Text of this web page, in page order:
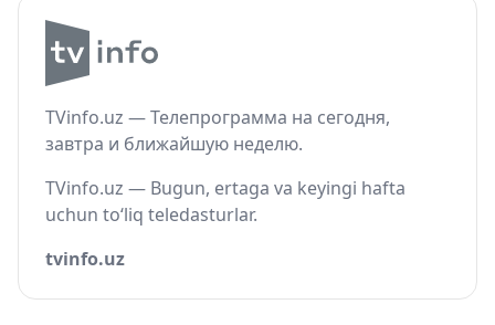
TVinfo.uz — Телепрограмма на сегодня,
завтра и ближайшую неделю.
TVinfo.uz — Bugun, ertaga va keyingi hafta
uchun to‘liq teledasturlar.
tvinfo.uz